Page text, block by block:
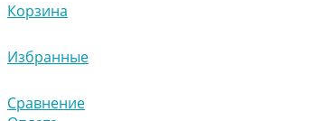
Корзина
Избранные
Сравнение